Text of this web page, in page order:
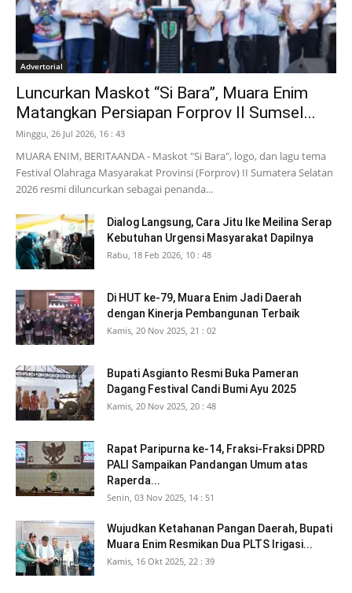
Advertorial
Luncurkan Maskot “Si Bara”, Muara Enim
Matangkan Persiapan Forprov II Sumsel...
Minggu, 26 Jul 2026, 16 : 43
MUARA ENIM, BERITAANDA - Maskot "Si Bara", logo, dan lagu tema
Festival Olahraga Masyarakat Provinsi (Forprov) II Sumatera Selatan
2026 resmi diluncurkan sebagai penanda...
Dialog Langsung, Cara Jitu Ike Meilina Serap
Kebutuhan Urgensi Masyarakat Dapilnya
Rabu, 18 Feb 2026, 10 : 48
Di HUT ke-79, Muara Enim Jadi Daerah
dengan Kinerja Pembangunan Terbaik
Kamis, 20 Nov 2025, 21 : 02
Bupati Asgianto Resmi Buka Pameran
Dagang Festival Candi Bumi Ayu 2025
Kamis, 20 Nov 2025, 20 : 48
Rapat Paripurna ke-14, Fraksi-Fraksi DPRD
PALI Sampaikan Pandangan Umum atas
Raperda...
Senin, 03 Nov 2025, 14 : 51
Wujudkan Ketahanan Pangan Daerah, Bupati
Muara Enim Resmikan Dua PLTS Irigasi...
Kamis, 16 Okt 2025, 22 : 39